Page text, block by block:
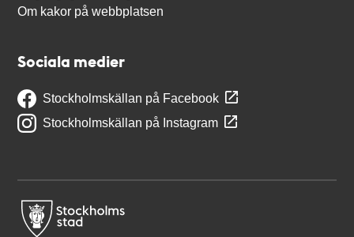
Om kakor på webbplatsen
Sociala medier
Stockholmskällan på Facebook
Stockholmskällan på Instagram